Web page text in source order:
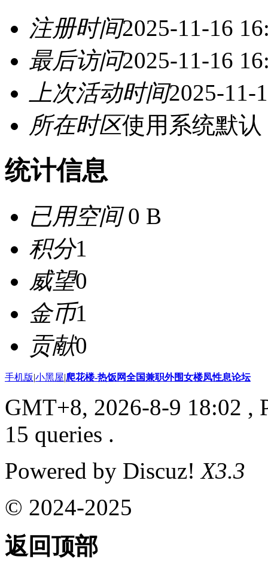
注册时间2025-11-16
最后访问2025-11-16
上次活动时间2025-11-
所在时区使用系统默认
统计信息
已用空间0 B
积分1
威望0
金币1
贡献0
手机版|小黑屋|爬花楼-热饭网全国兼职外围女楼凤性息论坛
GMT+8, 2026-8-9 18:02 ,
15 queries .
Powered by Discuz!X3.3
© 2024-2025
返回顶部